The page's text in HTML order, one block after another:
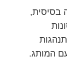
בסיסית,
המותג.